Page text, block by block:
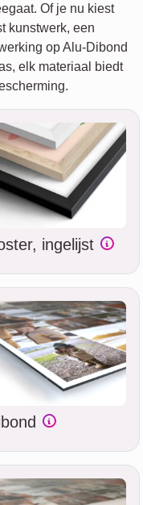
Of je nu kiest
kunstwerk, een
op Alu-Dibond
elk materiaal biedt
ingelijst